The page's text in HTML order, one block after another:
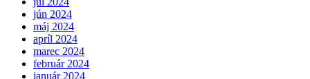
jún 2024
máj 2024
apríl 2024
marec 2024
február 2024
január 2024